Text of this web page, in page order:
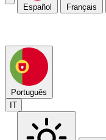
Español Français
Português
IT